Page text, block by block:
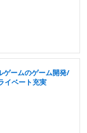
ゲームのゲーム開発/
イベート充実